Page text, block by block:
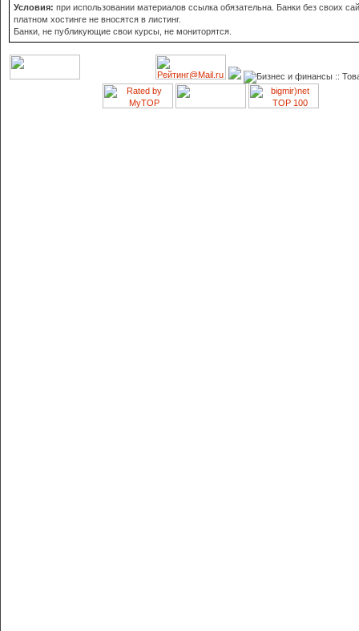
Условия: при использовании материалов ссылка обязательна. Банки без своих
платном хостинге не вносятся в листинг.
Банки, не публикующие свои курсы, не мониторятся.